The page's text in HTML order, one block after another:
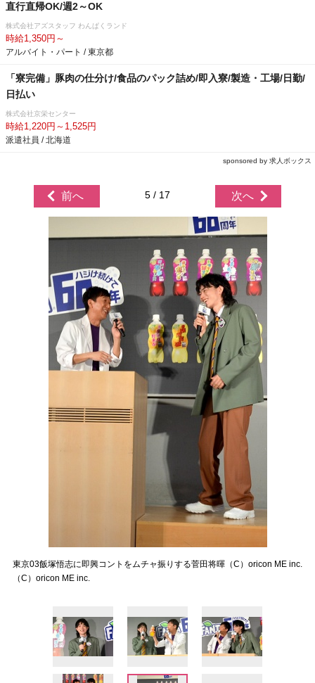
直行直帰OK/週2～OK
株式会社アズスタッフ わんぱくランド
時給1,350円～
アルバイト・パート / 東京都
「寮完備」豚肉の仕分け/食品のパック詰め/即入寮/製造・工場/日勤/
日払い
株式会社京栄センター
時給1,220円～1,525円
派遣社員 / 北海道
sponsored by 求人ボックス
前へ 5 / 17 次へ
東京03飯塚悟志に即興コントをムチャ振りする菅田将暉（C）oricon ME inc.
（C）oricon ME inc.